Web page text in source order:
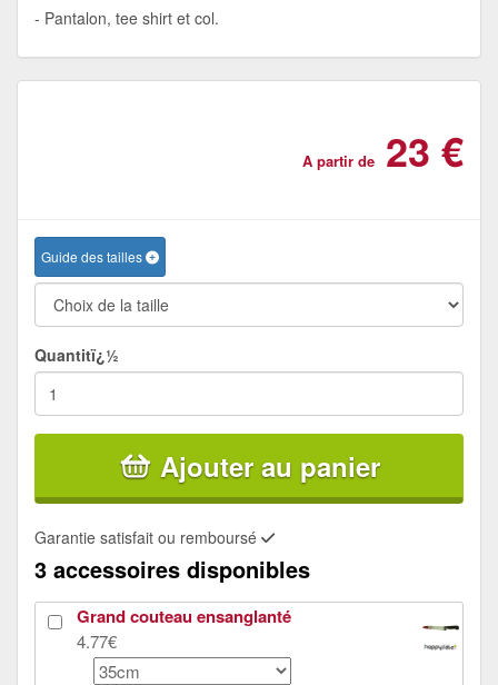
Pantalon, tee shirt et col.
A partir de 23 €
Guide des tailles
Quantitï¿½
Ajouter au panier
Garantie satisfait ou remboursé
3 accessoires disponibles
Grand couteau ensanglanté
4.77€